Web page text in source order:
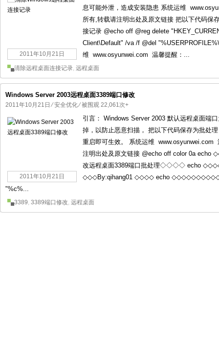
2011年10月21日
息可能外泄，造成安装隐患 系统运维
所有,转载请注明出处及原文链接 把以下代码保
接记录 @echo off @reg delete
Client\Default" /va /f @del
维 www.osyunwei.com 温馨提醒：...
清除远程桌面连接记录, 远程桌面
Windows Server 2003远程桌面3389端口修改
2011年10月21日 ⁄安全优化⁄ 被围观 22,061次+
2011年10月21日
引言： Windows Server 2003 默认远程桌面端
掉，以防止恶意扫描， 把以下代码保存为批处
重启即可生效。 系统运维 www.osyunwei.com
注明出处及原文链接 @echo off color 0a
改远程桌面3389端口批处理◇◇◇◇ echo
◇◇◇By:qihang01 ◇◇◇◇ echo
"%c%...
3389, 3389端口修改, 远程桌面